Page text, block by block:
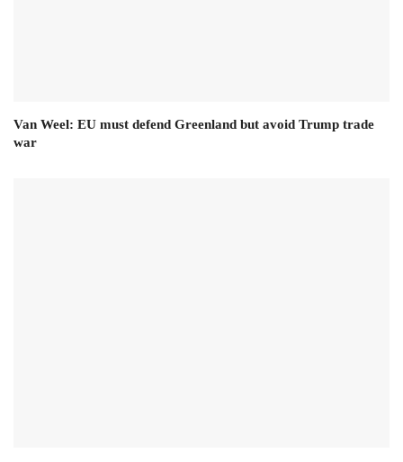
Van Weel: EU must defend Greenland but avoid Trump trade
war